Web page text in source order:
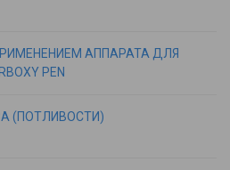
АППАРАТА ДЛЯ
PEN
(ПОТЛИВОСТИ)